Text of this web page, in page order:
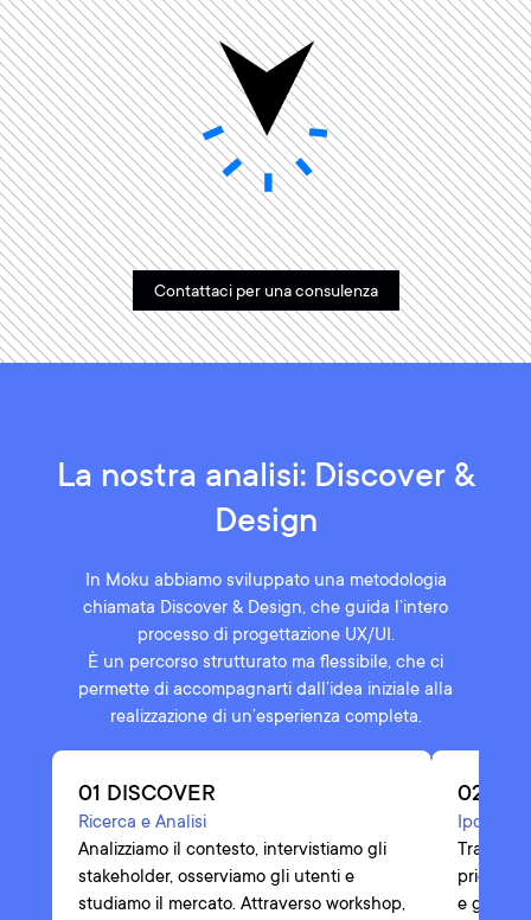
Contattaci per una consulenza
La nostra analisi: Discover &
Design
In Moku abbiamo sviluppato una metodologia
chiamata Discover & Design, che guida l’intero
processo di progettazione UX/UI.
È un percorso strutturato ma flessibile, che ci
permette di accompagnarti dall’idea iniziale alla
realizzazione di un’esperienza completa.
01 DISCOVER
Ricerca e Analisi
Analizziamo il contesto, intervistiamo gli
stakeholder, osserviamo gli utenti e
studiamo il mercato. Attraverso workshop,
02
Ipotesi e
priorità.
e gli